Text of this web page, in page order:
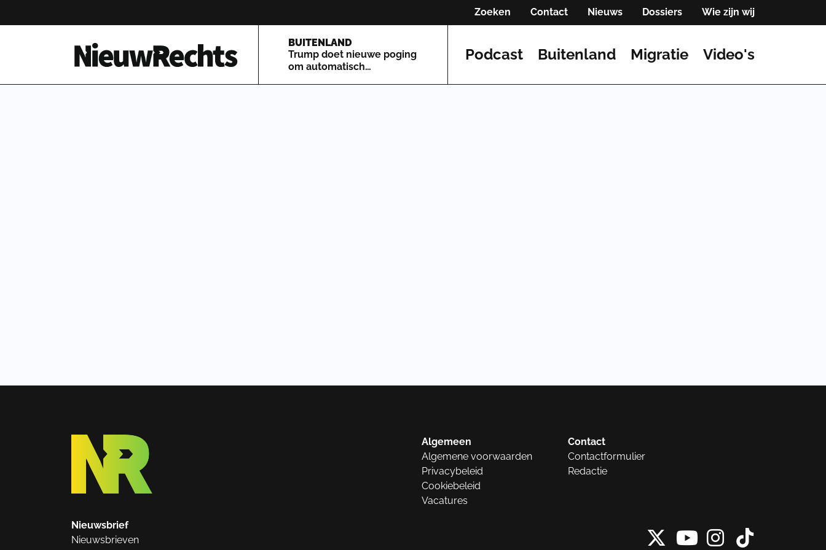
Zoeken Contact Nieuws Dossiers Wie zijn wij
Homepage van NieuwRechts
BUITENLAND
Trump doet nieuwe poging
om automatisch
Podcast Buitenland Migratie Video's
Algemeen
Algemene voorwaarden
Privacybeleid
Cookiebeleid
Vacatures
Contact
Contactformulier
Redactie
Nieuwsbrief
Nieuwsbrieven
X vanInstagram
Tiktok